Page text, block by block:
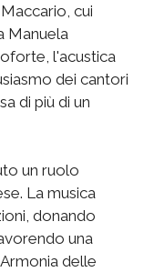
cui
Manuela
l'acustica
dei cantori
di più di un
un ruolo
La musica
donando
una
delle